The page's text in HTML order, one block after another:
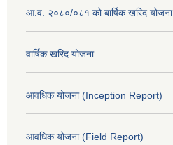
आ.व. २०८०/०८१ को बार्षिक खरिद योजना
वार्षिक खरिद योजना
आवधिक योजना (Inception Report)
आवधिक योजना (Field Report)